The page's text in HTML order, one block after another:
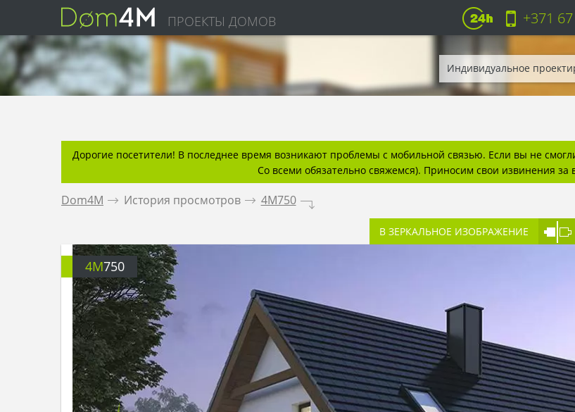
ПРОЕКТЫ ДОМОВ +371
Индивидуальное
Дорогие посетители! В последнее время возникают проблемы с мобильной связью. Если вы не
Со всеми обязательно свяжемся). Приносим свои извинения за
Dom4M . История просмотров . 4M750 .
В ЗЕРКАЛЬНОЕ ИЗОБРАЖЕНИЕ
4M750